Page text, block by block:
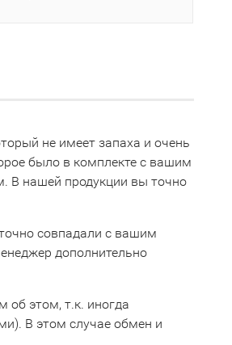
не имеет запаха и очень
было в комплекте с вашим
В нашей продукции вы точно
совпадали с вашим
дополнительно
об этом, т.к. иногда
В этом случае обмен и